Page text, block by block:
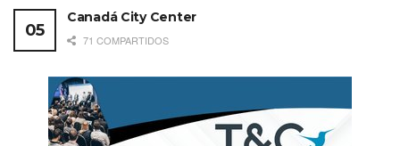
Canadá City Center
71 COMPARTIDOS